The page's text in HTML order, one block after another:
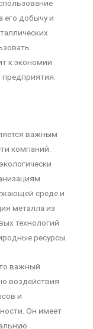
его добычу и
к экономии
важным
компаний.
среде и
металла из
технологий
ресурсы.
важный
воздействия
и
Он имеет